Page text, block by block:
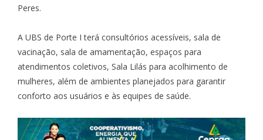
Peres.
A UBS de Porte I terá consultórios acessíveis, sala de
vacinação, sala de amamentação, espaços para
atendimentos coletivos, Sala Lilás para acolhimento de
mulheres, além de ambientes planejados para garantir
conforto aos usuários e às equipes de saúde.